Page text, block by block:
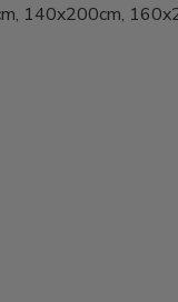
140x200cm,